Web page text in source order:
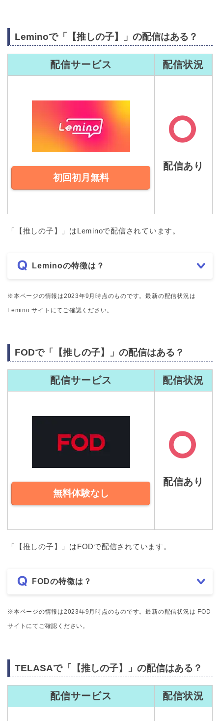
Leminoで「【推しの子】」の配信はある？
配信サービス 配信状況
初回初月無料
配信あり
「【推しの子】」はLeminoで配信されています。
Leminoの特徴は？
※本ページの情報は2023年9月時点のものです。最新の配信状況は
Lemino サイトにてご確認ください。
FODで「【推しの子】」の配信はある？
配信サービス 配信状況
無料体験なし
配信あり
「【推しの子】」はFODで配信されています。
FODの特徴は？
※本ページの情報は2023年9月時点のものです。最新の配信状況は FOD
サイトにてご確認ください。
TELASAで「【推しの子】」の配信はある？
配信サービス 配信状況